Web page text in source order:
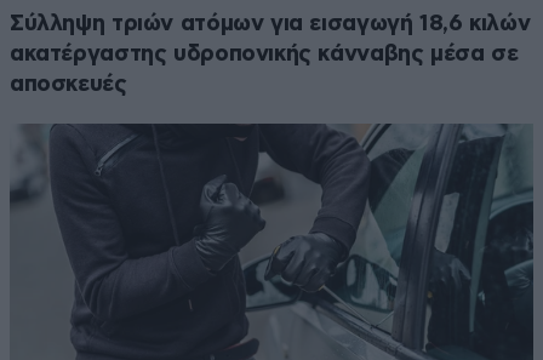
Σύλληψη τριών ατόμων για εισαγωγή 18,6 κιλών
ακατέργαστης υδροπονικής κάνναβης μέσα σε
αποσκευές